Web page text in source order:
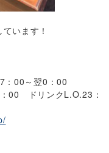
います！
：00～翌0：00
クL.O.23：